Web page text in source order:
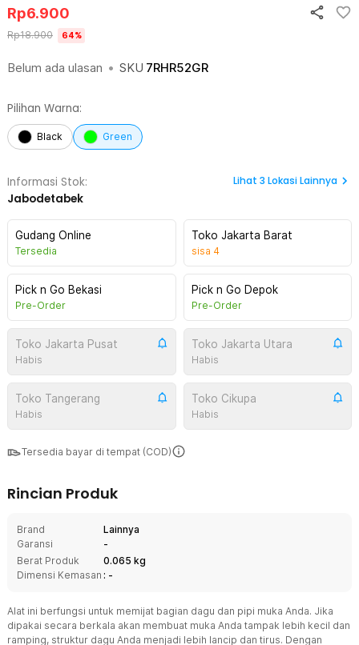
Belum ada ulasan • SKU 7RHR52GR
Rp6.900
Rp18.900 64%
Pilihan Warna:
Black Green
Informasi Stok:
Jabodetabek
Lihat 3 Lokasi Lainnya
Gudang Online
Tersedia
Toko Jakarta Barat
sisa 4
Pick n Go Bekasi
Pre-Order
Pick n Go Depok
Pre-Order
Toko Jakarta Pusat
Habis
Toko Jakarta Utara
Habis
Toko Tangerang
Habis
Toko Cikupa
Habis
Tersedia bayar di tempat (COD)
Rincian Produk
Brand
Lainnya
Garansi
-
Berat Produk
0.065 kg
Dimensi Kemasan : -
Alat ini berfungsi untuk memijat bagian dagu dan pipi muka Anda. Jika
dipakai secara berkala akan membuat muka Anda tampak lebih kecil dan
ramping, struktur dagu Anda menjadi lebih lancip dan tirus. Dengan